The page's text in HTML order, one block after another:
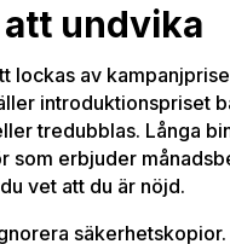
undvika
lockas av
introduktionspriset
tredubblas. Långa
som erbjuder
vet att du är nöjd.